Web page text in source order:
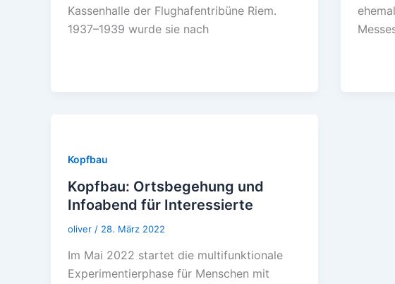
Kassenhalle der Flughafentribüne Riem.
1937–1939 wurde sie nach
Kopfbau
Kopfbau: Ortsbegehung und
Infoabend für Interessierte
oliver / 28. März 2022
Im Mai 2022 startet die multifunktionale
Experimentierphase für Menschen mit